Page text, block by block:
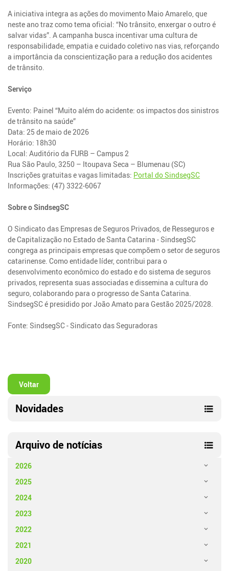
A iniciativa integra as ações do movimento Maio Amarelo, que
neste ano traz como tema oficial: “No trânsito, enxergar o outro é
salvar vidas”. A campanha busca incentivar uma cultura de
responsabilidade, empatia e cuidado coletivo nas vias, reforçando
a importância da conscientização para a redução dos acidentes
de trânsito.
Serviço
Evento: Painel “Muito além do acidente: os impactos dos sinistros
de trânsito na saúde”
Data: 25 de maio de 2026
Horário: 18h30
Local: Auditório da FURB – Campus 2
Rua São Paulo, 3250 – Itoupava Seca – Blumenau (SC)
Inscrições gratuitas e vagas limitadas: Portal do SindsegSC
Informações: (47) 3322-6067
Sobre o SindsegSC
O Sindicato das Empresas de Seguros Privados, de Resseguros e
de Capitalização no Estado de Santa Catarina - SindsegSC
congrega as principais empresas que compõem o setor de seguros
catarinense. Como entidade líder, contribui para o
desenvolvimento econômico do estado e do sistema de seguros
privados, representa suas associadas e dissemina a cultura do
seguro, colaborando para o progresso de Santa Catarina.
SindsegSC é presidido por João Amato para Gestão 2025/2028.
Fonte: SindsegSC - Sindicato das Seguradoras
Voltar
Novidades
Arquivo de notícias
2026
2025
2024
2023
2022
2021
2020